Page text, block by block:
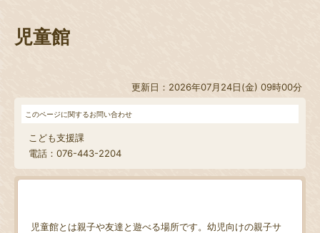
児童館
更新日：2026年07月24日(金) 09時00分
このページに関するお問い合わせ
こども支援課
電話：076-443-2204
児童館とは親子や友達と遊べる場所です。幼児向けの親子サ